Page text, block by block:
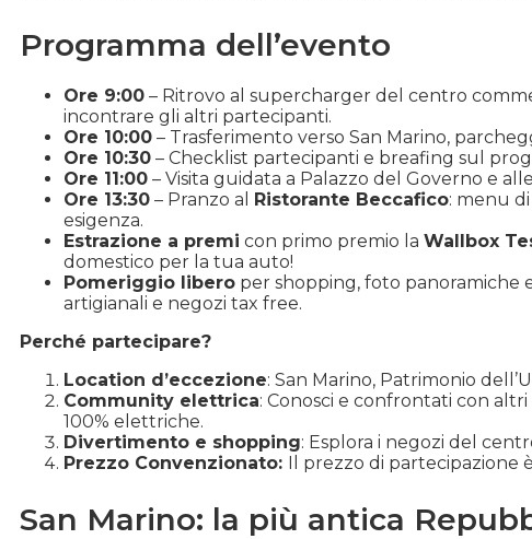
Programma dell’evento
Ore 9:00 – Ritrovo al supercharger del centro
incontrare gli altri partecipanti.
Ore 10:00 – Trasferimento verso San Marino,
Ore 10:30 – Checklist partecipanti e breafing sul
Ore 11:00 – Visita guidata a Palazzo del Governo e
Ore 13:30 – Pranzo al Ristorante Beccafico: menu
esigenza.
Estrazione a premi con primo premio la Wallbox
domestico per la tua auto!
Pomeriggio libero per shopping, foto panoramiche
artigianali e negozi tax free.
Perché partecipare?
Location d’eccezione: San Marino, Patrimonio
Community elettrica: Conosci e confrontati con
100% elettriche.
Divertimento e shopping: Esplora i negozi del
Prezzo Convenzionato: Il prezzo di partecipazione
San Marino: la più antica